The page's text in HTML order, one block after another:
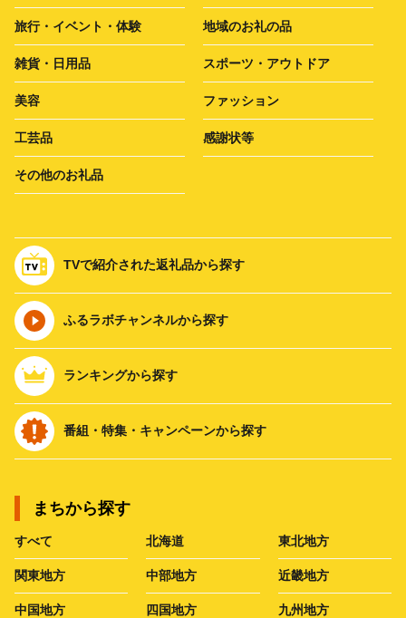
旅行・イベント・体験 地域のお礼の品
雑貨・日用品 スポーツ・アウトドア
美容 ファッション
工芸品 感謝状等
その他のお礼品
TVで紹介された返礼品から探す
ふるラボチャンネルから探す
ランキングから探す
番組・特集・キャンペーンから探す
まちから探す
すべて 北海道 東北地方
関東地方 中部地方 近畿地方
中国地方 四国地方 九州地方